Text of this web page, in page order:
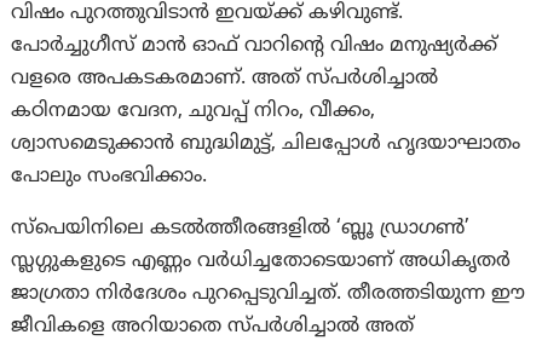
വിഷം പുറത്തുവിടാൻ ഇവയ്ക്ക് കഴിവുണ്ട്.
പോർച്ചുഗീസ് മാൻ ഓഫ് വാറിന്റെ വിഷം മനുഷ്യർക്ക്
വളരെ അപകടകരമാണ്. അത് സ്പർശിച്ചാൽ
കഠിനമായ വേദന, ചുവപ്പ് നിറം, വീക്കം,
ശ്വാസമെടുക്കാൻ ബുദ്ധിമുട്ട്, ചിലപ്പോൾ ഹൃദയാഘാതം
പോലും സംഭവിക്കാം.
സ്പെയിനിലെ കടൽത്തീരങ്ങളിൽ ‘ബ്ലൂ ഡ്രാഗൺ’
സ്ലഗ്ഗുകളുടെ എണ്ണം വർധിച്ചതോടെയാണ് അധികൃതർ
ജാഗ്രതാ നിർദേശം പുറപ്പെടുവിച്ചത്. തീരത്തടിയുന്ന ഈ
ജീവികളെ അറിയാതെ സ്പർശിച്ചാൽ അത്